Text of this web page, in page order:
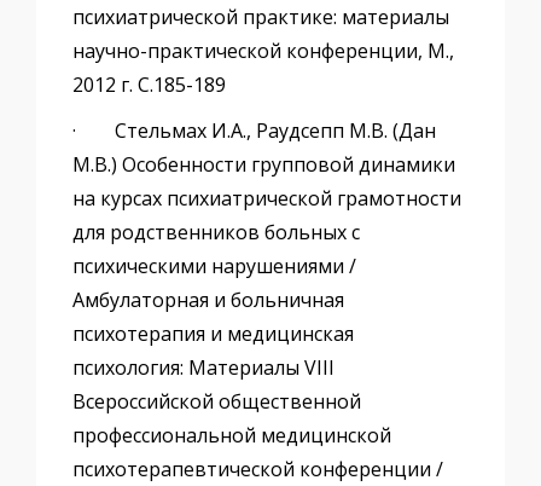
психиатрической практике: материалы
научно-практической конференции, М.,
2012 г. C.185-189
· Стельмах И.А., Раудсепп М.В. (Дан
М.В.) Особенности групповой динамики
на курсах психиатрической грамотности
для родственников больных с
психическими нарушениями /
Амбулаторная и больничная
психотерапия и медицинская
психология: Материалы VIII
Всероссийской общественной
профессиональной медицинской
психотерапевтической конференции /